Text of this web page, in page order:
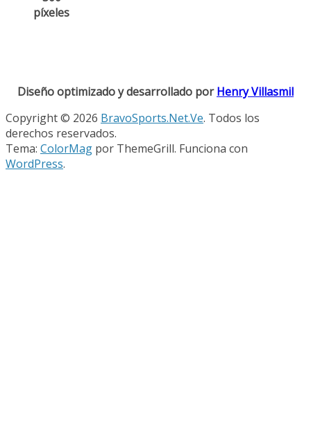
píxeles
Diseño optimizado y desarrollado porHenry Villasmil
Copyright © 2026 BravoSports.Net.Ve. Todos los
derechos reservados.
Tema: ColorMag por ThemeGrill. Funciona con
WordPress.